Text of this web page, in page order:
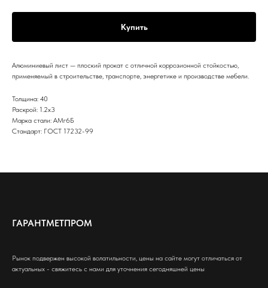
Купить
Алюминиевый лист — плоский прокат с отличной коррозионной стойкостью,
применяемый в строительстве, транспорте, энергетике и производстве мебели.
Толщина: 40
Раскрой: 1.2х3
Марка стали: АМг6Б
Стандарт: ГОСТ 17232-99
ГАРАНТМЕТПРОМ
Рынок подвержен высокой волатильности, цены на сайте могут отличаться от
актуальных - свяжитесь с нами для уточнения сегодняшней цены